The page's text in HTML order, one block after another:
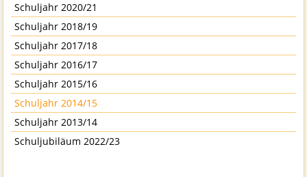
Schuljahr 2020/21
Schuljahr 2018/19
Schuljahr 2017/18
Schuljahr 2016/17
Schuljahr 2015/16
Schuljahr 2014/15
Schuljahr 2013/14
Schuljubiläum 2022/23